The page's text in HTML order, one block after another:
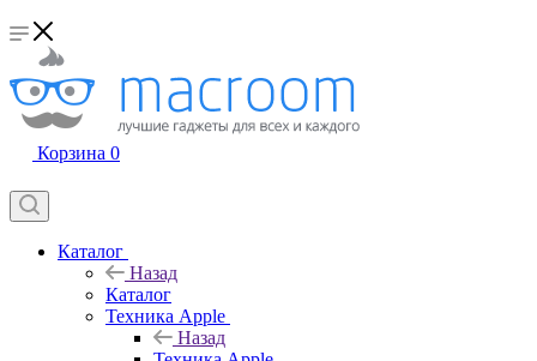
Корзина 0
Каталог
Назад
Каталог
Техника Apple
Назад